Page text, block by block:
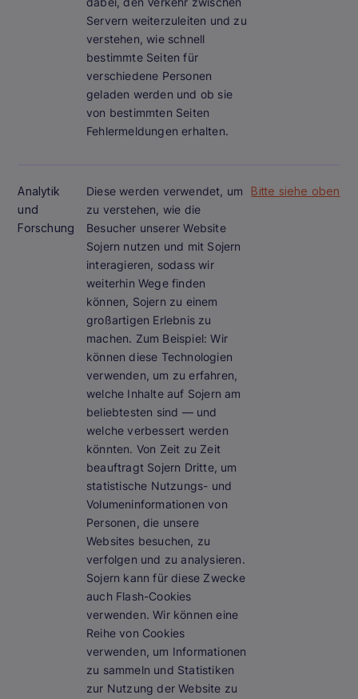
Servern weiterzuleiten und zu
verstehen, wie schnell
bestimmte Seiten für
verschiedene Personen
geladen werden und ob sie
von bestimmten Seiten
Fehlermeldungen erhalten.
Analytik
und
Forschung
Diese werden verwendet, um
zu verstehen, wie die
Besucher unserer Website
Sojern nutzen und mit Sojern
interagieren, sodass wir
weiterhin Wege finden
können, Sojern zu einem
großartigen Erlebnis zu
machen. Zum Beispiel: Wir
können diese Technologien
verwenden, um zu erfahren,
welche Inhalte auf Sojern am
beliebtesten sind — und
welche verbessert werden
könnten. Von Zeit zu Zeit
beauftragt Sojern Dritte, um
statistische Nutzungs- und
Volumeninformationen von
Personen, die unsere
Websites besuchen, zu
verfolgen und zu analysieren.
Sojern kann für diese Zwecke
auch Flash-Cookies
verwenden. Wir können eine
Reihe von Cookies
verwenden, um Informationen
zu sammeln und Statistiken
zur Nutzung der Website zu
Bitte siehe oben